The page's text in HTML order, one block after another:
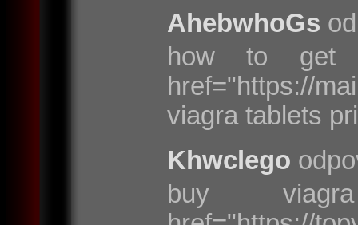
AhebwhoGs
how to get
href="https://
viagra tablets
Khwclego
buy